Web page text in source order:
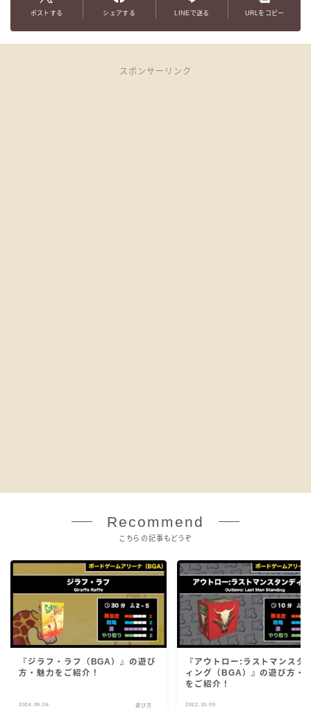
ポストする シェアする LINEで送る URLをコピー
スポンサーリンク
Recommend
こちらの記事もどうぞ
『ジラフ・ラフ（BGA）』の遊び
方・魅力をご紹介！
2024.09.06 遊び方
『アウトロー:ラストマンスタ
ィング（BGA）』の遊び方・
をご紹介！
2022.10.09